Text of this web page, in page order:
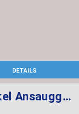
DETAILS
Deckel Ansauggeräuschdämpfer